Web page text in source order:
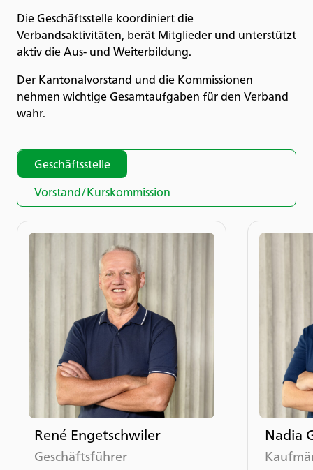
Die Geschäftsstelle koordiniert die
Verbandsaktivitäten, berät Mitglieder und unterstützt
aktiv die Aus- und Weiterbildung.
Der Kantonalvorstand und die Kommissionen
nehmen wichtige Gesamtaufgaben für den Verband
wahr.
Geschäftsstelle
Vorstand/Kurskommission
René Engetschwiler
Geschäftsführer
Nadia